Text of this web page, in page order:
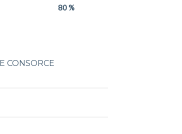
80 %
CONSORCE